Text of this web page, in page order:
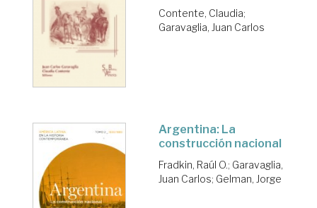
Contente, Claudia;
Garavaglia, Juan Carlos
Argentina: La
construcción nacional
Fradkin, Raúl O.; Garavaglia,
Juan Carlos; Gelman, Jorge